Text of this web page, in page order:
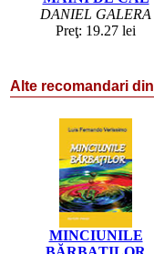
DANIEL GALERA
Preţ: 19.27 lei
Alte recomandari
MINCIUNILE